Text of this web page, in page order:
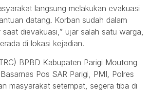
langsung melakukan evakuasi
datang. Korban sudah dalam
dievakuasi,” ujar salah satu warga,
di lokasi kejadian.
BPBD Kabupaten Parigi Moutong
Pos SAR Parigi, PMI, Polres
masyarakat setempat, segera tiba di